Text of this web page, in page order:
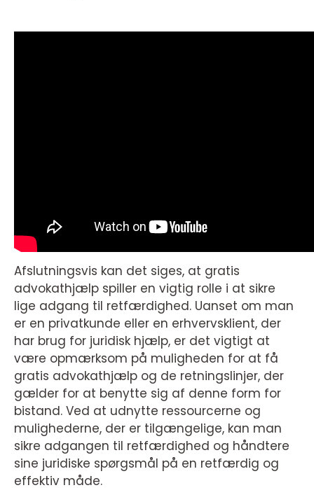
Afslutningsvis kan det siges, at gratis
advokathjælp spiller en vigtig rolle i at sikre
lige adgang til retfærdighed. Uanset om man
er en privatkunde eller en erhvervsklient, der
har brug for juridisk hjælp, er det vigtigt at
være opmærksom på muligheden for at få
gratis advokathjælp og de retningslinjer, der
gælder for at benytte sig af denne form for
bistand. Ved at udnytte ressourcerne og
mulighederne, der er tilgængelige, kan man
sikre adgangen til retfærdighed og håndtere
sine juridiske spørgsmål på en retfærdig og
effektiv måde.